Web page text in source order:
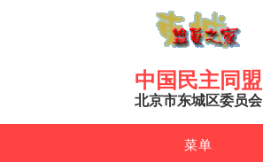
中国民主同盟
北京市东城区委员会
菜单